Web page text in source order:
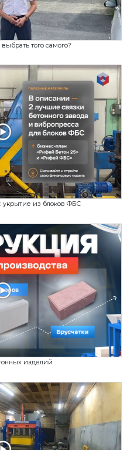
блоков ФБС
Как выбрать того